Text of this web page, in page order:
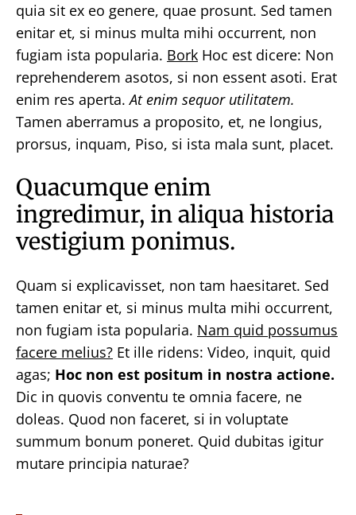
quia sit ex eo genere, quae prosunt. Sed tamen
enitar et, si minus multa mihi occurrent, non
fugiam ista popularia. Bork Hoc est dicere: Non
reprehenderem asotos, si non essent asoti. Erat
enim res aperta.At enim sequor utilitatem.
Tamen aberramus a proposito, et, ne longius,
prorsus, inquam, Piso, si ista mala sunt, placet.
Quacumque enim
ingredimur, in aliqua historia
vestigium ponimus.
Quam si explicavisset, non tam haesitaret. Sed
tamen enitar et, si minus multa mihi occurrent,
non fugiam ista popularia. Nam quid possumus
facere melius? Et ille ridens: Video, inquit, quid
agas; Hoc non est positum in nostra actione.
Dic in quovis conventu te omnia facere, ne
doleas. Quod non faceret, si in voluptate
summum bonum poneret. Quid dubitas igitur
mutare principia naturae?